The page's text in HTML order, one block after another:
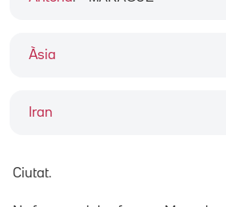
Àsia
Iran
Ciutat.